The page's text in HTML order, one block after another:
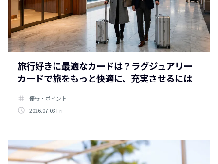
旅行好きに最適なカードは？ラグジュアリー
カードで旅をもっと快適に、充実させるには
tag
優待・ポイント
access_time 2026.07.03 Fri